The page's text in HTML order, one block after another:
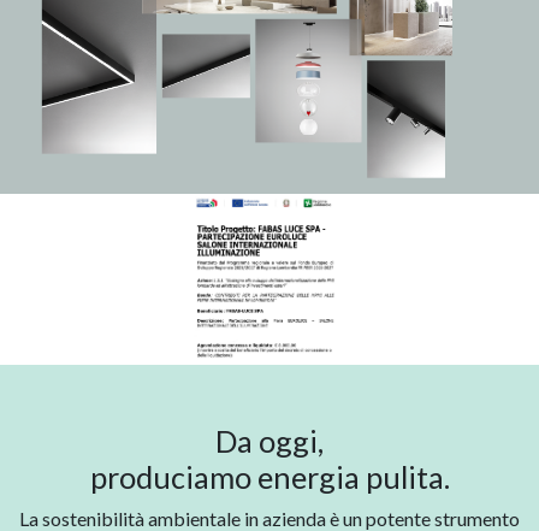
Da oggi,
produciamo energia pulita.
La sostenibilità ambientale in azienda è un potente strumento